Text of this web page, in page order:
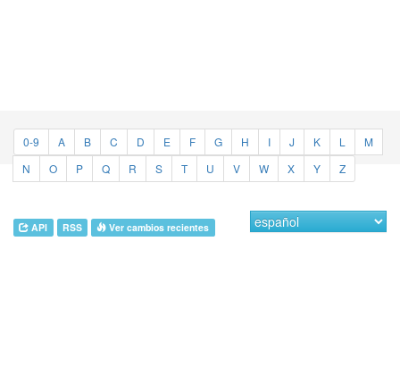
0-9 A B C D E F G H I J K L
M
N
O P Q R S T U V W X Y Z
API RSS Ver cambios recientes